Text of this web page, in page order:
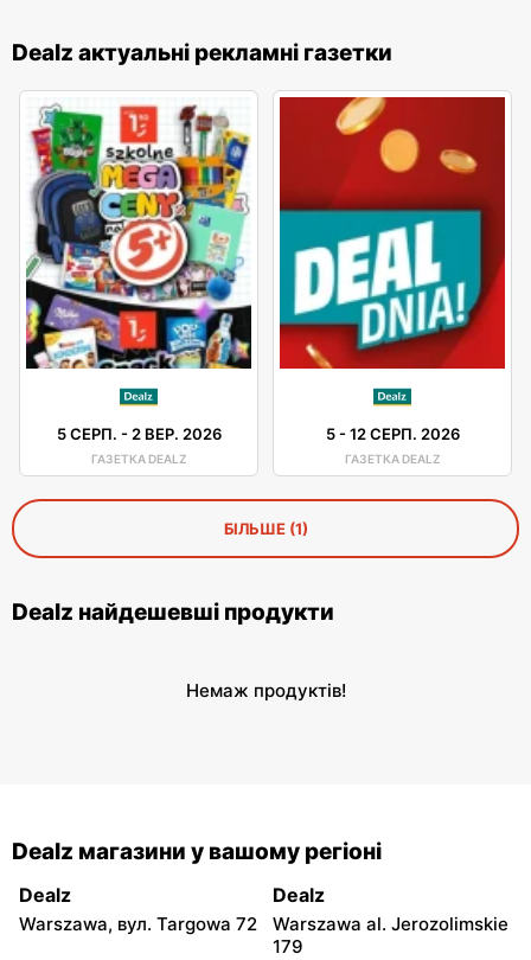
Dealz актуальні рекламні газетки
5 СЕРП. -2 ВЕР. 2026
ГАЗЕТКА DEALZ
5-12 СЕРП. 2026
ГАЗЕТКА DEALZ
БІЛЬШЕ (1)
Dealz найдешевші продукти
Немаж продуктів!
Dealz магазини у вашому регіоні
Dealz
Warszawa, вул. Targowa 72
Dealz
Warszawa al. Jerozolimskie
179